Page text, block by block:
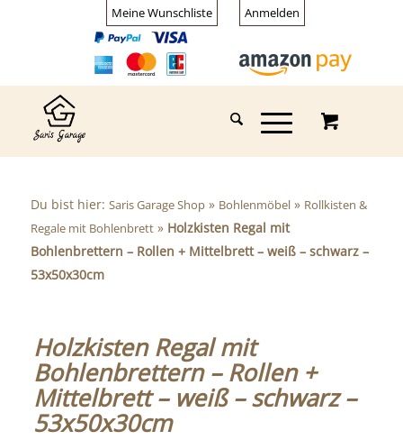
Meine Wunschliste Anmelden
Du bist hier: Saris Garage Shop» Bohlenmöbel» Rollkisten &
Regale mit Bohlenbrett» Holzkisten Regal mit
Bohlenbrettern – Rollen + Mittelbrett – weiß – schwarz –
53x50x30cm
Holzkisten Regal mit
Bohlenbrettern – Rollen +
Mittelbrett – weiß – schwarz –
53x50x30cm